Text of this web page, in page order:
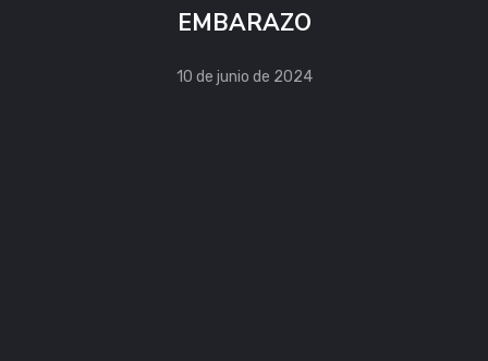
EMBARAZO
10 de junio de 2024